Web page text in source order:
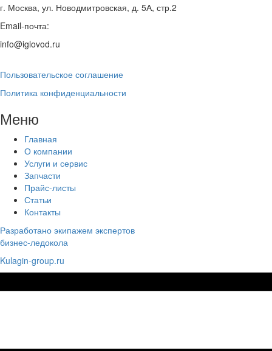
г. Москва, ул. Новодмитровская, д. 5А, стр.2
Email-почта:
info@iglovod.ru
Пользовательское соглашение
Политика конфиденциальности
Меню
Главная
О компании
Услуги и сервис
Запчасти
Прайс-листы
Статьи
Контакты
Разработано экипажем экспертов
бизнес-ледокола
Kulagin-group.ru